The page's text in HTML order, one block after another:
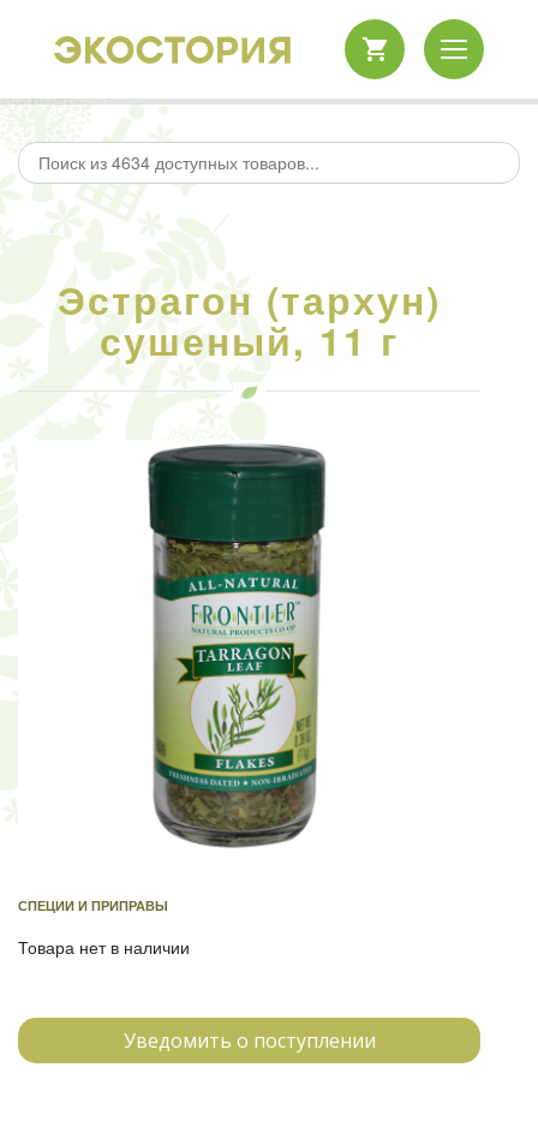
Эстрагон (тархун)
сушеный, 11 г
СПЕЦИИ И ПРИПРАВЫ
Товара нет в наличии
Уведомить о поступлении